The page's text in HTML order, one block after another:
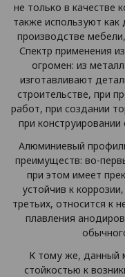
не только в качестве
также используют как
производстве
Спектр применения
огромен: из
изготавливают
строительстве, при
работ, при создании
при
Алюминиевый
преимуществ: во-
при этом имеет
устойчив к
третьих, относится к
плавления
К тому же, данный
стойкостью к